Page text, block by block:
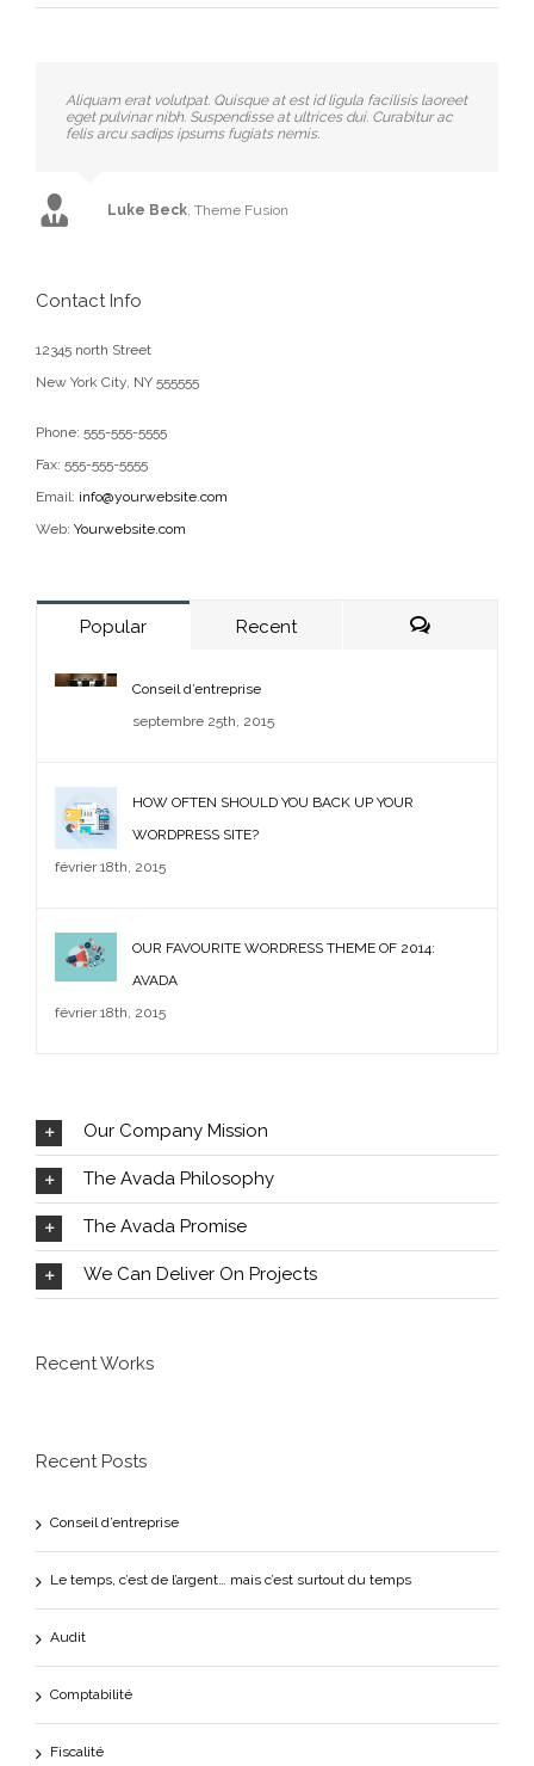
Aliquam erat volutpat. Quisque at est id ligula facilisis laoreet
eget pulvinar nibh. Suspendisse at ultrices dui. Curabitur ac
felis arcu sadips ipsums fugiats nemis.
Luke Beck Theme Fusion
Contact Info
12345 north Street
New York City, NY 555555
Phone: 555-555-5555
Fax: 555-555-5555
Email: info@yourwebsite.com
Web: Yourwebsite.com
Popular Recent
Conseil d’entreprise
septembre 25th, 2015
HOW OFTEN SHOULD YOU BACK UP YOUR
WORDPRESS SITE?
février 18th, 2015
OUR FAVOURITE WORDRESS THEME OF 2014:
AVADA
février 18th, 2015
Our Company Mission
The Avada Philosophy
The Avada Promise
We Can Deliver On Projects
Recent Works
Recent Posts
Conseil d’entreprise
Le temps, c’est de l’argent… mais c’est surtout du temps
Audit
Comptabilité
Fiscalité